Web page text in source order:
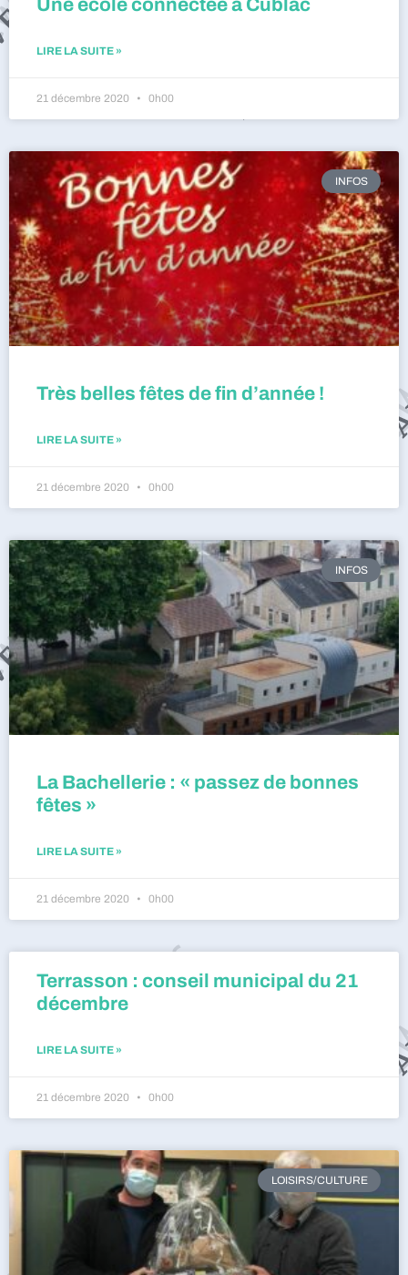
Une école connectée à Cublac
LIRE LA SUITE »
21 décembre 2020 0h00
INFOS
Très belles fêtes de fin d’année !
LIRE LA SUITE »
21 décembre 2020 0h00
INFOS
La Bachellerie : « passez de bonnes
fêtes »
LIRE LA SUITE »
21 décembre 2020 0h00
Terrasson : conseil municipal du 21
décembre
LIRE LA SUITE »
21 décembre 2020 0h00
LOISIRS/CULTURE